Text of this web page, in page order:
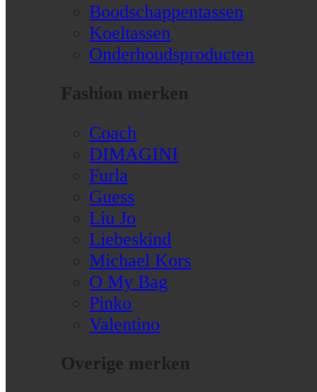
Boodschappentassen
Koeltassen
Onderhoudsproducten
Fashion merken
Coach
DIMAGINI
Furla
Guess
Liu Jo
Liebeskind
Michael Kors
O My Bag
Pinko
Valentino
Overige merken